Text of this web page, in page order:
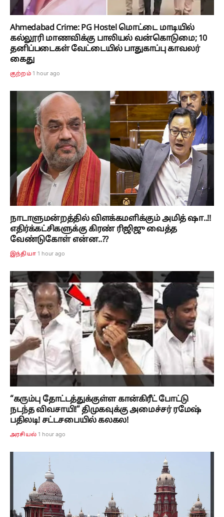
Ahmedabad Crime: PG Hostel மொட்டை மாடியில்
கல்லூரி மாணவிக்கு பாலியல் வன்கொடுமை; 10
தனிப்படைகள் வேட்டையில் பாதுகாப்பு காவலர்
கைது
குற்றம் 1 hour ago
நாடாளுமன்றத்தில் விளக்கமளிக்கும் அமித் ஷா..!!
எதிர்க்கட்சிகளுக்கு கிரண் ரிஜிஜு வைத்த
வேண்டுகோள் என்ன..??
இந்தியா 1 hour ago
“கரும்பு தோட்டத்துக்குள்ள கான்கிரீட் போட்டு
நடந்த விவசாயி!” திமுகவுக்கு அமைச்சர் ரமேஷ்
பதிலடி! சட்டசபையில் கலகல!
அரசியல் 1 hour ago